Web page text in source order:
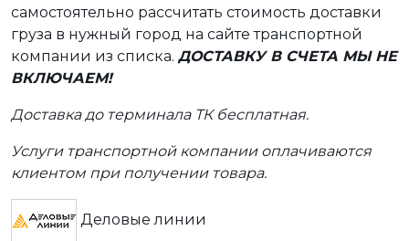
самостоятельно рассчитать стоимость доставки
груза в нужный город на сайте транспортной
компании из списка. ДОСТАВКУ В СЧЕТА МЫ НЕ
ВКЛЮЧАЕМ!
Доставка до терминала ТК бесплатная.
Услуги транспортной компании оплачиваются
клиентом при получении товара.
Деловые линии